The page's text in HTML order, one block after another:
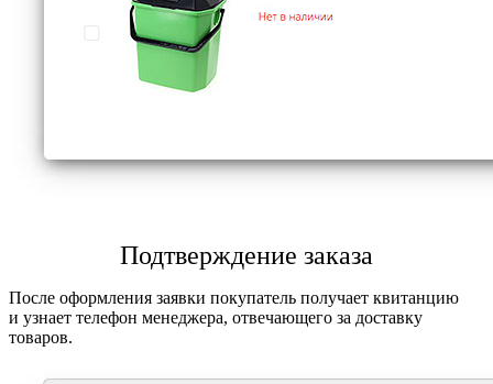
Подтверждение заказа
После оформления заявки покупатель получает квитанцию
и узнает телефон менеджера, отвечающего за доставку
товаров.